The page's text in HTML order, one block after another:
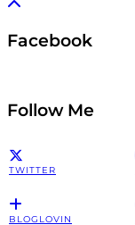
Facebook
Follow Me
TWITTER
BLOGLOVIN